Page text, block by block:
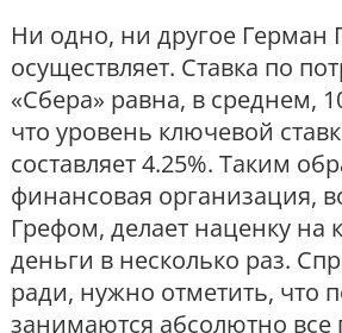
Ни одно, ни другое Герман
осуществляет. Ставка по
«Сбера» равна, в среднем,
что уровень ключевой
составляет 4.25%. Таким
финансовая организация,
Грефом, делает наценку на
деньги в несколько раз.
ради, нужно отметить, что
занимаются абсолютно все